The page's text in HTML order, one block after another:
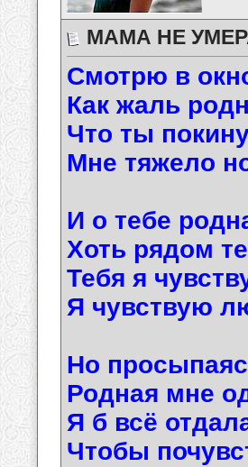
МАМА НЕ
Смотрю в
Как жаль
Что ты
Мне тяжело
И о тебе
Хоть рядом
Тебя я
Я чувствую
Но
Родная мне
Я б всё
Чтобы